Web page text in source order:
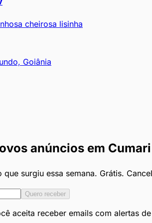
cheirosa lisinha
Goiânia
anúncios em Cumari
que surgiu essa semana. Grátis.
Quero receber
aceita receber emails com alertas